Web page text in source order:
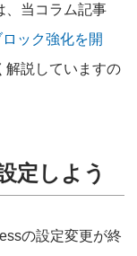
、当コラム記事
ック強化を開
解説していますの
定しよう
の設定変更が終